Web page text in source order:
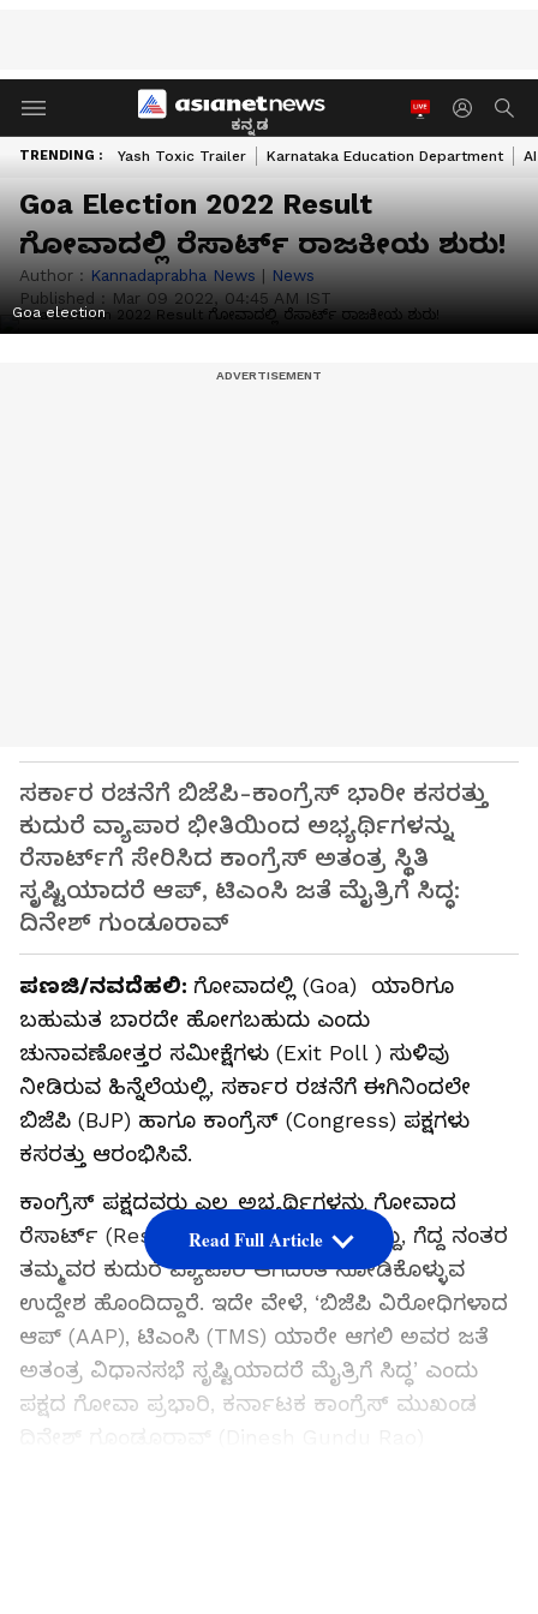
ಕನ್ನಡ
TRENDING : Yash Toxic Trailer Karnataka Education Department
Goa Election 2022 Result
ಗೋವಾದಲ್ಲಿ ರೆಸಾರ್ಟ್‌ ರಾಜಕೀಯ ಶುರು!
Author : Kannadaprabha News | News
Published : Mar 09 2022, 04:45 AM IST
Goa election
ಸರ್ಕಾರ ರಚನೆಗೆ ಬಿಜೆಪಿ-ಕಾಂಗ್ರೆಸ್‌ ಭಾರೀ ಕಸರತ್ತು
ಕುದುರೆ ವ್ಯಾಪಾರ ಭೀತಿಯಿಂದ ಅಭ್ಯರ್ಥಿಗಳನ್ನು
ರೆಸಾರ್ಟ್‌ಗೆ ಸೇರಿಸಿದ ಕಾಂಗ್ರೆಸ್‌ ಅತಂತ್ರ ಸ್ಥಿತಿ
ಸೃಷ್ಟಿಯಾದರೆ ಆಪ್‌, ಟಿಎಂಸಿ ಜತೆ ಮೈತ್ರಿಗೆ ಸಿದ್ಧ:
ದಿನೇಶ್‌ ಗುಂಡೂರಾವ್‌
ಪಣಜಿ/ನವದೆಹಲಿ: ಗೋವಾದಲ್ಲಿ (Goa) ಯಾರಿಗೂ
ಬಹುಮತ ಬಾರದೇ ಹೋಗಬಹುದು ಎಂದು
ಚುನಾವಣೋತ್ತರ ಸಮೀಕ್ಷೆಗಳು (Exit Poll ) ಸುಳಿವು
ನೀಡಿರುವ ಹಿನ್ನೆಲೆಯಲ್ಲಿ, ಸರ್ಕಾರ ರಚನೆಗೆ ಈಗಿನಿಂದಲೇ
ಬಿಜೆಪಿ (BJP) ಹಾಗೂ ಕಾಂಗ್ರೆಸ್‌ (Congress) ಪಕ್ಷಗಳು
ಕಸರತ್ತು ಆರಂಭಿಸಿವೆ.
ಕಾಂಗ್ರೆಸ್‌ ಪಕ್ಷದವರು ಎಲ್ಲ ಅಭ್ಯರ್ಥಿಗಳನ್ನು ಗೋವಾದ
ರೆಸಾರ್ಟ್‌ (Resort) ಒಂದರಲ್ಲಿ ಕೂಡಿ ಹಾಕಿದ್ದು, ಗೆದ್ದ ನಂತರ
ತಮ್ಮವರ ಕುದುರೆ ವ್ಯಾಪಾರ ಆಗದಂತೆ ನೋಡಿಕೊಳ್ಳುವ
ಉದ್ದೇಶ ಹೊಂದಿದ್ದಾರೆ. ಇದೇ ವೇಳೆ, ‘ಬಿಜೆಪಿ ವಿರೋಧಿಗಳಾದ
ಆಪ್‌ (AAP), ಟಿಎಂಸಿ (TMS) ಯಾರೇ ಆಗಲಿ ಅವರ ಜತೆ
ಅತಂತ್ರ ವಿಧಾನಸಭೆ ಸೃಷ್ಟಿಯಾದರೆ ಮೈತ್ರಿಗೆ ಸಿದ್ಧ’ ಎಂದು
ಪಕ್ಷದ ಗೋವಾ ಪ್ರಭಾರಿ, ಕರ್ನಾಟಕ ಕಾಂಗ್ರೆಸ್‌ ಮುಖಂಡ
Read Full Article